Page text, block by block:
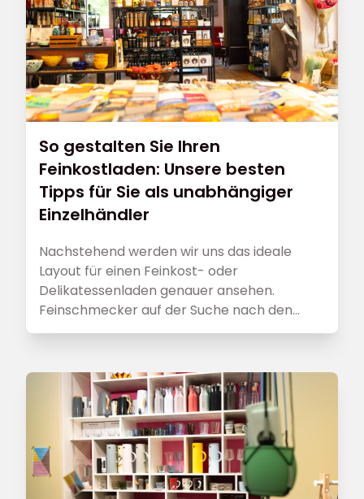
So gestalten Sie Ihren
Feinkostladen: Unsere besten
Tipps für Sie als unabhängiger
Einzelhändler
Nachstehend werden wir uns das ideale
Layout für einen Feinkost- oder
Delikatessenladen genauer ansehen.
Feinschmecker auf der Suche nach den
besten Qualitätsprodukten können sich bei
kompetent beraten lassen. In diesem Artikel
geben wir Ihnen praktische Tipps, wie Sie
Ihren Feinkostladen einrichten und Ihren
Kunden ein unvergessliches Einkaufserlebnis
bieten können.